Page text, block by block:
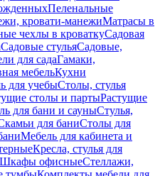
Пеленальные
кровати-манежиМатрасы в
чехлы в кроваткуСадовая
Садовые стульяСадовые,
для садаГамаки,
мебельКухни
для учебыСтолы, стулья
столы и партыРастущие
для бани и сауныСтулья,
для баниСтолы для
Мебель для кабинета и
Кресла, стулья для
Шкафы офисныеСтеллажи,